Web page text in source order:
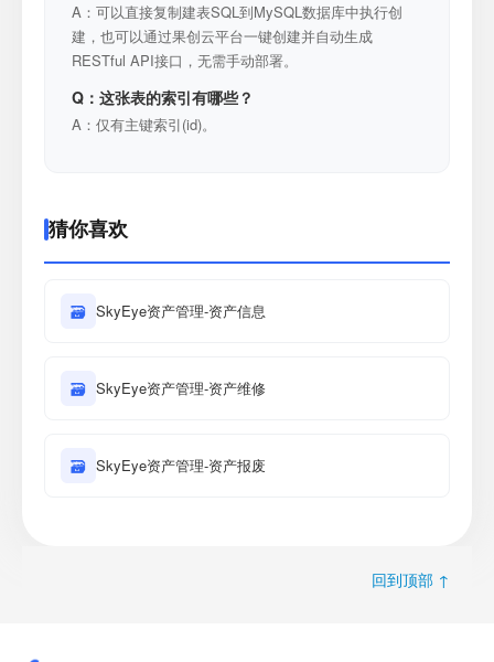
A：可以直接复制建表SQL到MySQL数据库中执行创
建，也可以通过果创云平台一键创建并自动生成
RESTful API接口，无需手动部署。
Q：这张表的索引有哪些？
A：仅有主键索引(id)。
猜你喜欢
🗃 SkyEye资产管理-资产信息
🗃 SkyEye资产管理-资产维修
🗃 SkyEye资产管理-资产报废
回到顶部 ↑